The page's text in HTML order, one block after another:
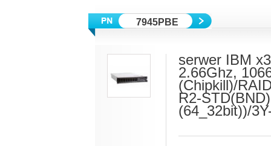
7945PBE
serwer IBM
2.66Ghz,
(Chipkill)/
R2-
(64_32bit))/